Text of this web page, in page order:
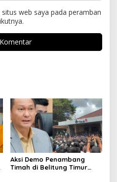
web saya pada peramban
Aksi Demo Penambang
Timah di Belitung Timur